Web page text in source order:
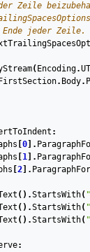
Zeile
jeder Zeile.
( Encoding.
FirstSection. Body.
:
0 ].
1 ].
2 ].
().StartsWith(
().StartsWith(
().StartsWith(
: